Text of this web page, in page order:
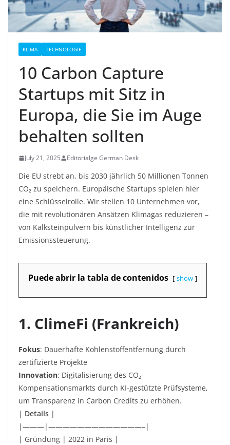
KLIMA TECHNOLOGIE
10 Carbon Capture
Startups mit Sitz in
Europa, die Sie im Auge
behalten sollten
July 21, 2025 Editorialge German Desk
Die EU strebt an, bis 2030 jährlich 50 Millionen Tonnen
CO₂ zu speichern. Europäische Startups spielen hier
eine Schlüsselrolle. Wir stellen 10 Unternehmen vor,
die mit revolutionären Ansätzen Klimagas reduzieren –
von Kalksteinpulvern bis künstlicher Intelligenz zur
Emissionssteuerung.
Puede abrir la tabla de contenidos show
1. ClimeFi (Frankreich)
Fokus: Dauerhafte Kohlenstoffentfernung durch
zertifizierte Projekte
Innovation: Digitalisierung des CO₂-
Kompensationsmarkts durch KI-gestützte Prüfsysteme,
um Transparenz in Carbon Credits zu erhöhen.
| Details |
|———|—————————————–|
| Gründung | 2022 in Paris |